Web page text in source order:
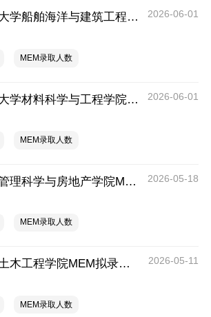
2026年上海交通大学船舶海洋与建筑工程学院MEM拟录取分析解读 2026-06-01
MEM录取人数
2026年上海交通大学材料科学与工程学院MEM拟录取分析解读 2026-06-01
MEM录取人数
2026年重庆大学管理科学与房地产学院MEM拟录取分析解读 2026-05-18
MEM录取人数
2026年湖南大学土木工程学院MEM拟录取分析解读 2026-05-11
MEM录取人数